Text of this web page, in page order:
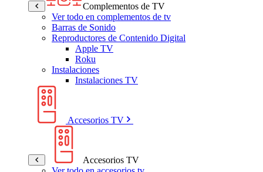
Complementos de TV
Ver todo en complementos de tv
Barras de Sonido
Reproductores de Contenido Digital
Apple TV
Roku
Instalaciones
Instalaciones TV
Accesorios TV
Accesorios TV